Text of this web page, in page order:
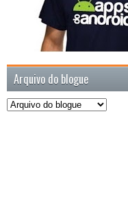
Arquivo do blogue